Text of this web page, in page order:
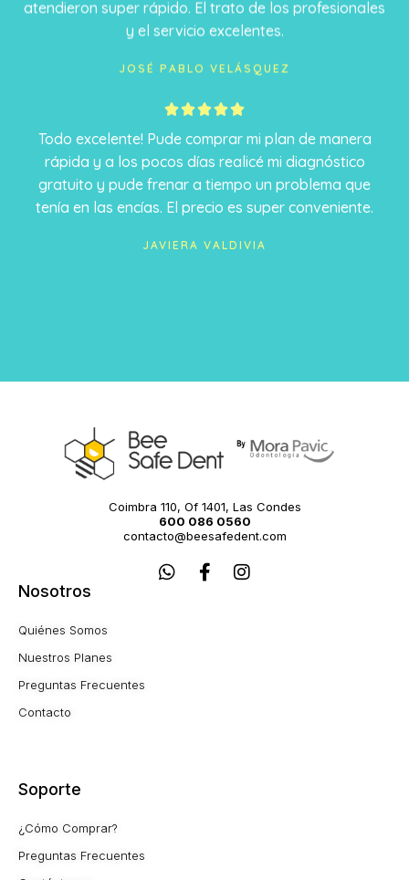
atendieron super rápido. El trato de los profesionales
y el servicio excelentes.
JOSÉ PABLO VELÁSQUEZ
/
5
Todo excelente! Pude comprar mi plan de manera
rápida y a los pocos días realicé mi diagnóstico
gratuito y pude frenar a tiempo un problema que
Coimbra 110, Of 1401, Las Condes
600 086 0560
contacto@beesafedent.com
W
h
F
a
I
n
Nosotros
Quiénes Somos
Nuestros Planes
Preguntas Frecuentes
Contacto
Soporte
¿Cómo Comprar?
Preguntas Frecuentes